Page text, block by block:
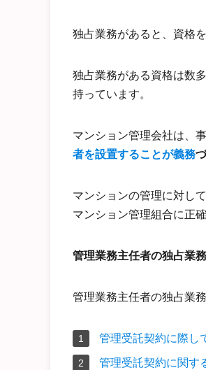
独占業務があると、資格
独占業務がある資格は数
持っています。
マンション管理会社は、
者を設置することが義務
マンションの管理に対し
マンション管理組合に正
管理業務主任者の独占業
管理業務主任者の独占業
管理受託契約に際し
管理受託契約に関す